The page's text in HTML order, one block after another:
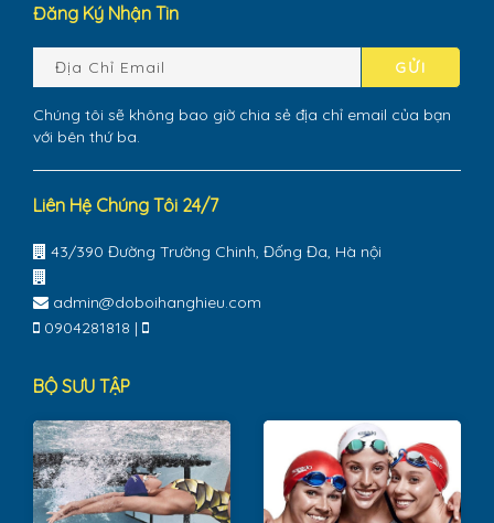
Đăng Ký Nhận Tin
GỬI
Chúng tôi sẽ không bao giờ chia sẻ địa chỉ email của bạn
với bên thứ ba.
Liên Hệ Chúng Tôi 24/7
43/390 Đường Trường Chinh, Đống Đa, Hà nội
admin@doboihanghieu.com
0904281818 |
BỘ SƯU TẬP